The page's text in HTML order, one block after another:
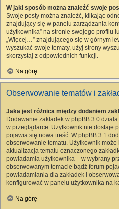
W jaki sposób można znaleźć swoje
Swoje posty można znaleźć, klikając
znajdujący się w panelu zarządzania
użytkownika” na stronie swojego profilu
„Więcej…” znajdującego się w górnym
wyszukać swoje tematy, użyj strony
skorzystaj z odpowiednich funkcji.
Na górę
Obserwowanie tematów i
Jaka jest różnica między dodaniem
Dodawanie zakładek w phpBB 3.0
w przeglądarce. Użytkownik nie dostaje
pojawia się nowa treść. W phpBB 3.1
obserwowanie tematu. Użytkownik
aktualizacja tematu oznaczonego
powiadamia użytkownika – w wybrany
obserwowanym temacie bądź forum
powiadamiania dla zakładek i
konfigurować w panelu użytkownika na
Na górę